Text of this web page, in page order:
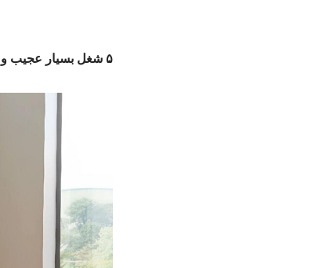
۵ شغل بسیار عجیب و غریب در دنیا/ از خوابیدن تا تماشای خشک شدن رنگ!